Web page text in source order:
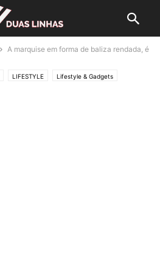
A marquise em forma de baliza rendada, é
LIFESTYLE Lifestyle & Gadgets